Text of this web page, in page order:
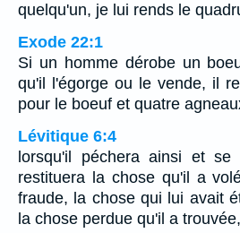
quelqu'un, je lui rends le
Exode 22:1
Si un homme dérobe un
qu'il l'égorge ou le vende, il
pour le boeuf et quatre
Lévitique 6:4
lorsqu'il péchera ainsi et se
restituera la chose qu'il a
fraude, la chose qui lui avait
la chose perdue qu'il a trouvée,